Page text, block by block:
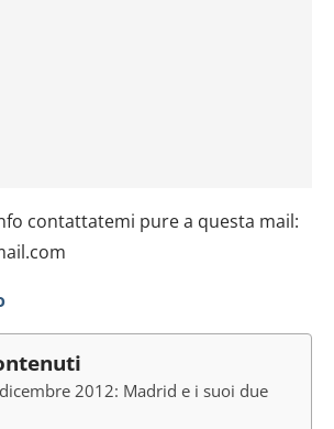
contattatemi pure a questa mail:
2012: Madrid e i suoi due